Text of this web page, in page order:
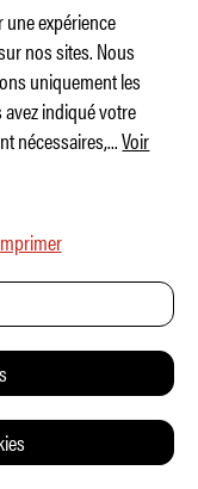
fois. » La
à moteur
(qui
24
500 kg
première
Ferrari a ri
les chevaux
Il avait
adoptait
expérience
nos sites. Nous
uniquement les
indiqué votre
nécessaires,...Voir